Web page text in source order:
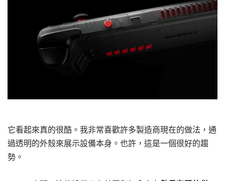
它看起來真的很酷。我非常喜歡許多製造商現在的做法，通
過透明的外殼來展示設備本身。也許，這是一個很好的趨
勢。